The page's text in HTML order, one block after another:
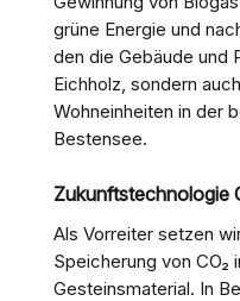
grüne Energie und
den die Gebäude und
Eichholz, sondern
Wohneinheiten in der
Bestensee.
Zukunftstechnologie
Als Vorreiter setzen
Speicherung von CO₂
Gesteinsmaterial. In